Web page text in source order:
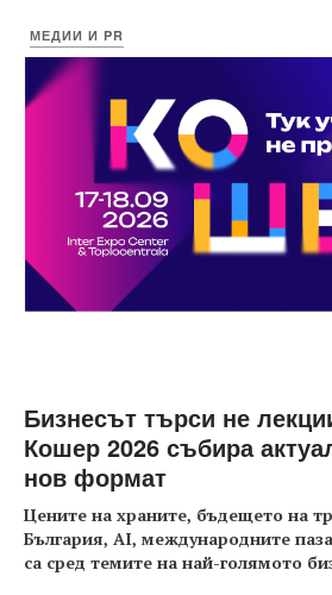
МЕДИИ И PR
Бизнесът търси не
Кошер 2026 събира
нов формат
Цените на храните, бъдещето на
България, AI, международните
са сред темите на най-голямото